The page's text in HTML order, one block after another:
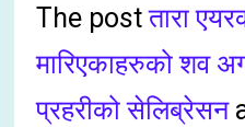
The postतारा
मारिएकाहरुको शव
प्रहरीको सेलिब्रेसन